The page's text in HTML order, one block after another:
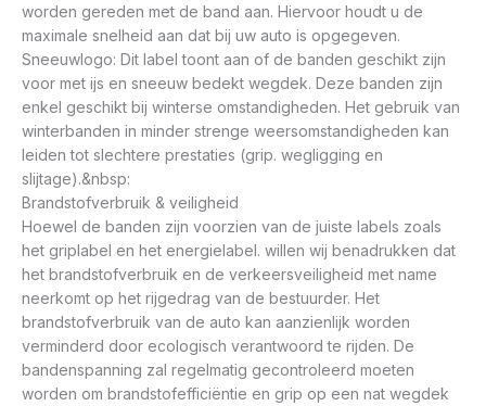
worden gereden met de band aan. Hiervoor houdt u de
maximale snelheid aan dat bij uw auto is opgegeven.
Sneeuwlogo: Dit label toont aan of de banden geschikt zijn
voor met ijs en sneeuw bedekt wegdek. Deze banden zijn
enkel geschikt bij winterse omstandigheden. Het gebruik van
winterbanden in minder strenge weersomstandigheden kan
leiden tot slechtere prestaties (grip. wegligging en
slijtage).&nbsp:
Brandstofverbruik & veiligheid
Hoewel de banden zijn voorzien van de juiste labels zoals
het griplabel en het energielabel. willen wij benadrukken dat
het brandstofverbruik en de verkeersveiligheid met name
neerkomt op het rijgedrag van de bestuurder. Het
brandstofverbruik van de auto kan aanzienlijk worden
verminderd door ecologisch verantwoord te rijden. De
bandenspanning zal regelmatig gecontroleerd moeten
worden om brandstofefficiëntie en grip op een nat wegdek